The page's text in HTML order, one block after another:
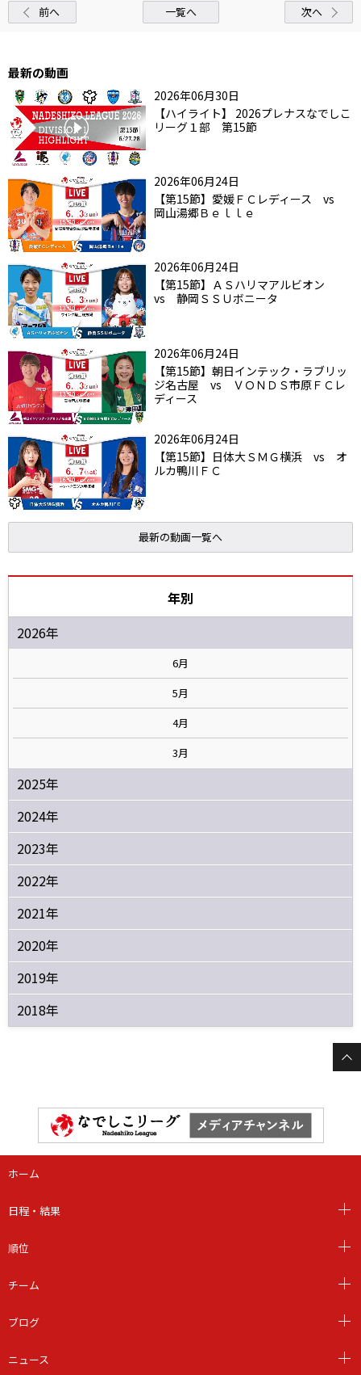
前へ 一覧へ 次へ
最新の動画
2026年06月30日
【ハイライト】 2026プレナスなでしこ
リーグ１部 第15節
2026年06月24日
【第15節】愛媛ＦＣレディース vs
岡山湯郷Ｂｅｌｌｅ
2026年06月24日
【第15節】ＡＳハリマアルビオン
vs 静岡ＳＳＵボニータ
2026年06月24日
【第15節】朝日インテック・ラブリッ
ジ名古屋 vs ＶＯＮＤＳ市原ＦＣレ
ディース
2026年06月24日
【第15節】日体大ＳＭＧ横浜 vs オ
ルカ鴨川ＦＣ
最新の動画一覧へ
年別
2026年
6月
5月
4月
3月
2025年
2024年
2023年
2022年
2021年
2020年
2019年
2018年
ホーム
日程・結果
順位
チーム
ブログ
ニュース